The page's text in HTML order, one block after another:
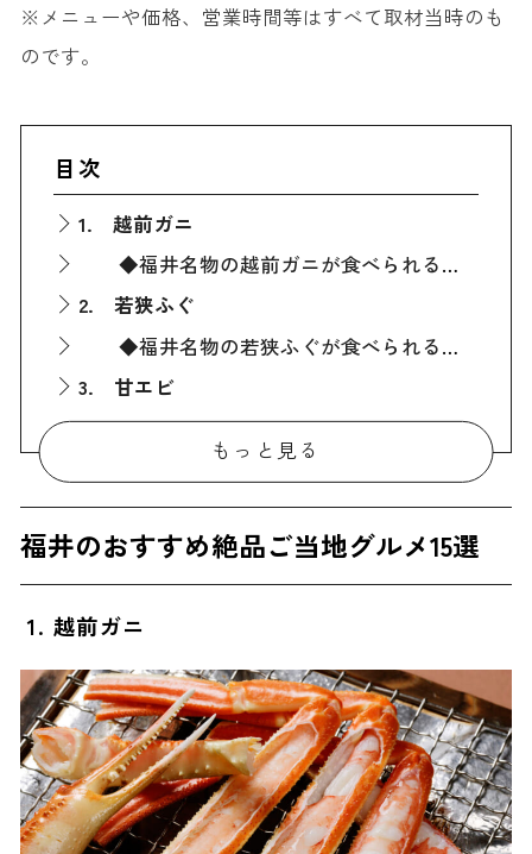
※メニューや価格、営業時間等はすべて取材当時のも
のです。
目次
1. 越前ガニ
◆福井名物の越前ガニが食べられるお店『生け簀の甲羅 赤レンガ店』
2. 若狭ふぐ
◆福井名物の若狭ふぐが食べられるお店『グルメ民宿 はまもと』
3. 甘エビ
◆福井名物の甘エビが食べられるお店『料理茶屋 魚志楼』
◆福井名物の焼き鯖寿司が食べられるお店『越前田村屋 くるふ福井駅店』
5. へしこ
6. 小鯛の笹漬け
7. 若狭牛
◆福井名物の若狭牛が食べられるお店『備長和串いこる』
8. ソースカツ丼
◆福井名物のソースカツ丼が食べられるお店『敦賀ヨーロッパ軒 本店』
9. 醤油カツ丼
もっと見る
福井のおすすめ絶品ご当地グルメ15選
1. 越前ガニ